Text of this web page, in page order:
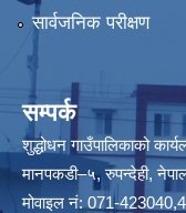
सार्वजनिक परीक्षण
सम्पर्क
शुद्धोधन गाउँपालिकाको
मानपकडी–५, रुपन्देही,
मोवाइल नं: 071-